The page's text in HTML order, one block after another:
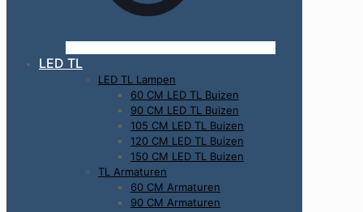
LED TL
LED TL Lampen
60 CM LED TL Buizen
90 CM LED TL Buizen
105 CM LED TL Buizen
120 CM LED TL Buizen
150 CM LED TL Buizen
TL Armaturen
60 CM Armaturen
90 CM Armaturen